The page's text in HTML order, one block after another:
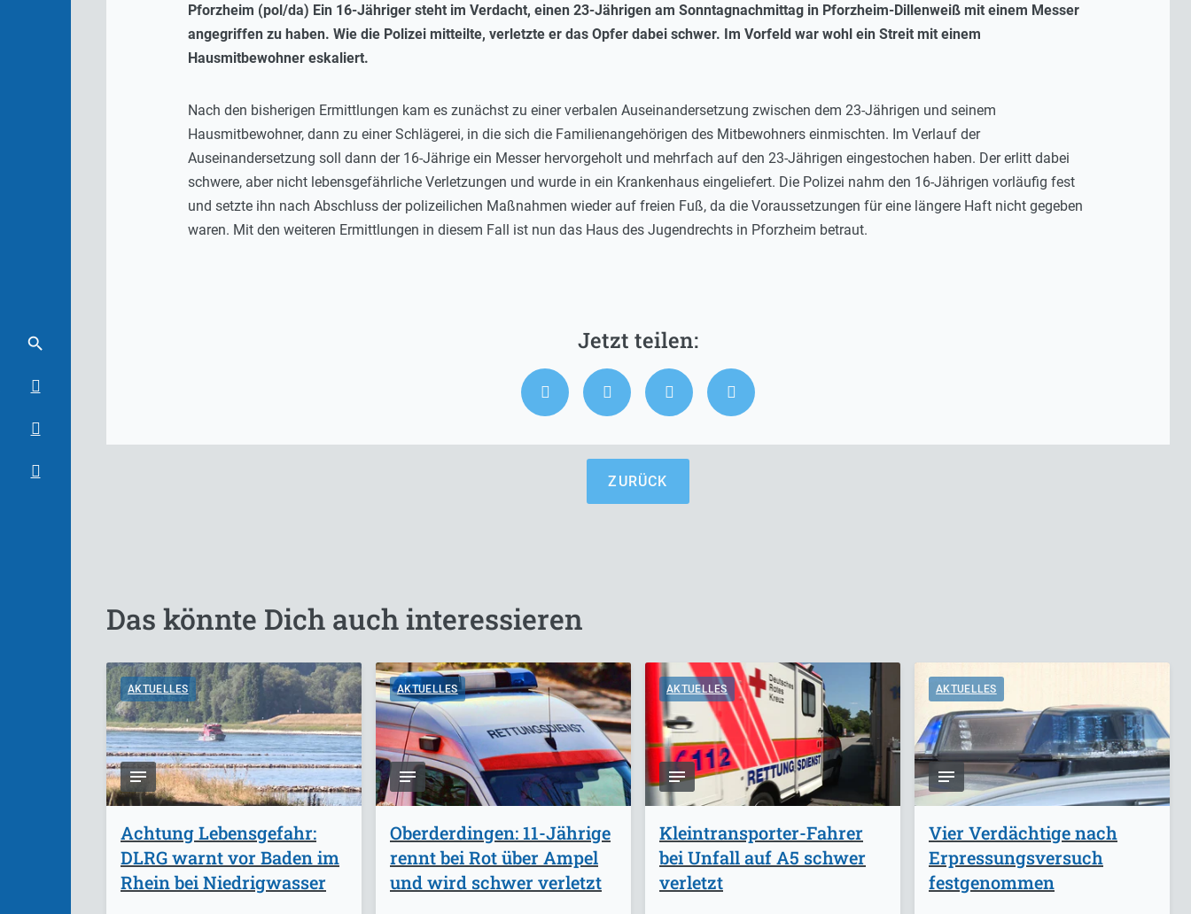
Pforzheim (pol/da) Ein 16-Jähriger steht im Verdacht, einen 23-Jährigen am Sonntagnachmittag in Pforzheim-Dillenweiß mit einem Messer
angegriffen zu haben. Wie die Polizei mitteilte, verletzte er das Opfer dabei schwer. Im Vorfeld war wohl ein Streit mit einem
Hausmitbewohner eskaliert.
Nach den bisherigen Ermittlungen kam es zunächst zu einer verbalen Auseinandersetzung zwischen dem 23-Jährigen und seinem
Hausmitbewohner, dann zu einer Schlägerei, in die sich die Familienangehörigen des Mitbewohners einmischten. Im Verlauf der
Auseinandersetzung soll dann der 16-Jährige ein Messer hervorgeholt und mehrfach auf den 23-Jährigen eingestochen haben. Der erlitt dabei
schwere, aber nicht lebensgefährliche Verletzungen und wurde in ein Krankenhaus eingeliefert. Die Polizei nahm den 16-Jährigen vorläufig fest
und setzte ihn nach Abschluss der polizeilichen Maßnahmen wieder auf freien Fuß, da die Voraussetzungen für eine längere Haft nicht gegeben
waren. Mit den weiteren Ermittlungen in diesem Fall ist nun das Haus des Jugendrechts in Pforzheim betraut.
ZURÜCK
Das könnte Dich auch interessieren
AKTUELLES
Achtung Lebensgefahr:
DLRG warnt vor Baden im
Rhein bei Niedrigwasser
AKTUELLES
Oberderdingen: 11-Jährige
rennt bei Rot über Ampel
und wird schwer verletzt
AKTUELLES
Kleintransporter-Fahrer
bei Unfall auf A5 schwer
verletzt
AKTUELLES
Vier Verdächtige nach
Erpressungsversuch
festgenommen